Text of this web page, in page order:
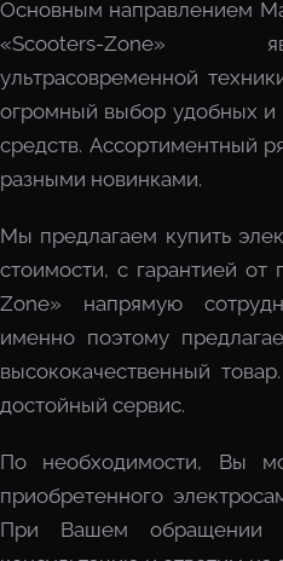
Основным направлением
«Scooters-Zone»
ультрасовременной
огромный выбор удобных
средств. Ассортиментный
разными новинками.
Мы предлагаем купить
стоимости, с гарантией от
Zone» напрямую
именно поэтому
высококачественный
достойный сервис.
По необходимости, Вы
приобретенного
При Вашем обращении